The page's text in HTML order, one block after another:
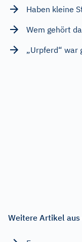
Haben kleine
Wem gehört
„Urpferd“ war
Weitere Artikel